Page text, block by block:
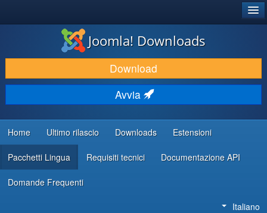
SCARICA & ESTENDI
SCOPRI & IMPARA
COMUNITÀ & SUPPORTO
RISORSE PER SVILUPPATORI
Joomla! Downloads
Download
Avvia
Home Ultimo rilascio Downloads Estensioni
Pacchetti Lingua Requisiti tecnici Documentazione API
Domande Frequenti
Italiano